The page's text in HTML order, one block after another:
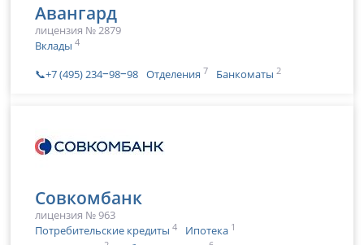
Авангард
лицензия № 2879
Вклады 4
📞+7 (495) 234‒98‒98 Отделения 7 Банкоматы 2
Совкомбанк
лицензия № 963
Потребительские кредиты 4 Ипотека 1